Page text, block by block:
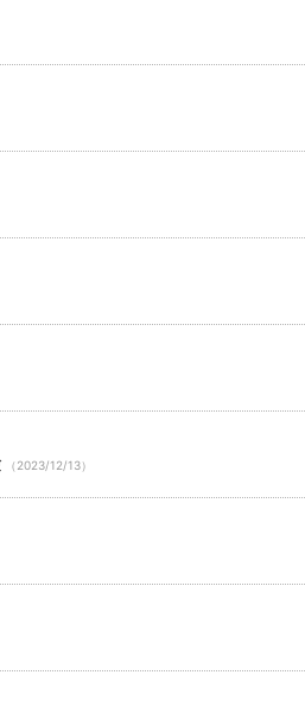
（2023/12/13）